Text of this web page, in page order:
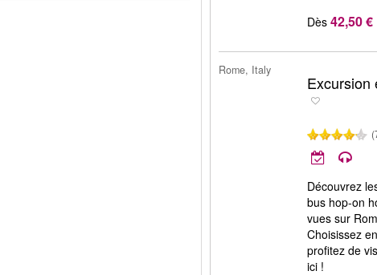
Dès 42,50 €
Rome, Italy
Excursion
Découvrez
bus hop-on
vues sur
Choisissez
profitez de
ici !